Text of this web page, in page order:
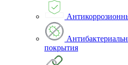
покрытия